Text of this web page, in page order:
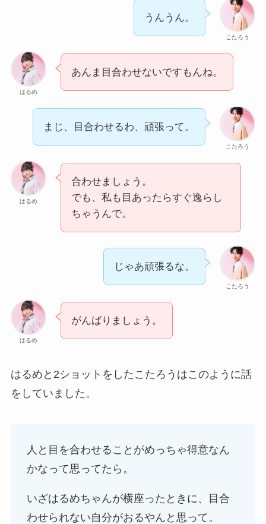
こたろう
うんうん。
はるめ
あんま目合わせないですもんね。
こたろう
まじ、目合わせるわ、頑張って。
はるめ
合わせましょう。
でも、私も目あったらすぐ逸らし
ちゃうんで。
こたろう
じゃあ頑張るな。
はるめ
がんばりましょう。
はるめと2ショットをしたこたろうはこのように話
をしていました。
人と目を合わせることがめっちゃ得意なん
かなって思ってたら。
いざはるめちゃんが横座ったときに、目合
わせられない自分がおるやんと思って。